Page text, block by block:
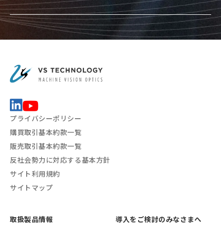
プライバシーポリシー
購買取引基本約款一覧
販売取引基本約款一覧
反社会勢力に対応する基本方針
サイト利用規約
サイトマップ
取扱製品情報 導入をご検討のみなさまへ